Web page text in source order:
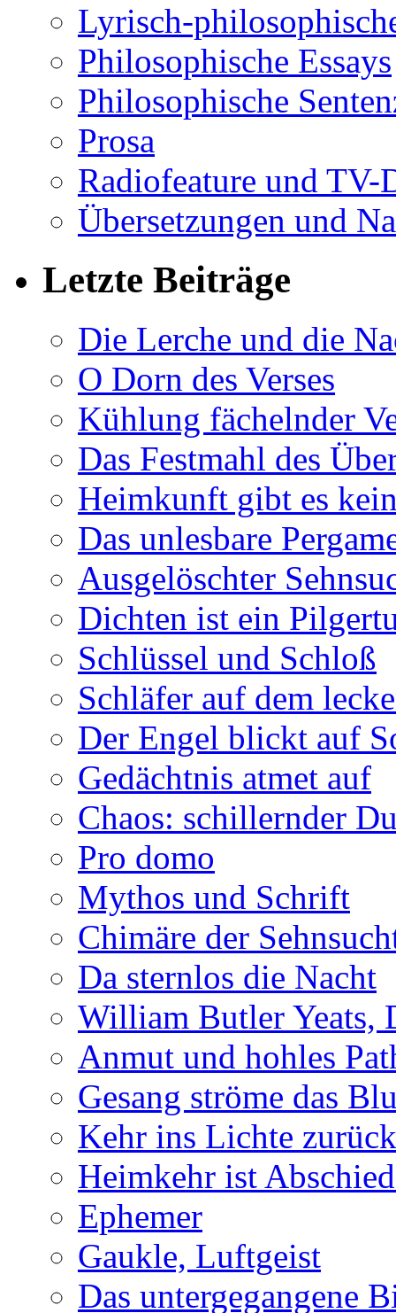
Lyrisch-
Philosophische Essays
Philosophische
Prosa
Radiofeature und TV-
Übersetzungen und
Letzte Beiträge
Die Lerche und die
O Dorn des Verses
Kühlung fächelnder
Das Festmahl des
Heimkunft gibt es
Das unlesbare
Ausgelöschter
Dichten ist ein
Schlüssel und Schloß
Schläfer auf dem
Der Engel blickt auf
Gedächtnis atmet auf
Chaos: schillernder
Pro domo
Mythos und Schrift
Chimäre der
Da sternlos die Nacht
William Butler Yeats,
Anmut und hohles
Gesang ströme das
Kehr ins Lichte zurück
Heimkehr ist
Ephemer
Gaukle, Luftgeist
Das untergegangene